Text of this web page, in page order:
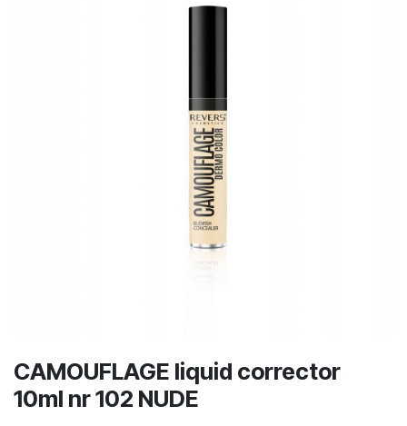
CAMOUFLAGE liquid corrector
10ml nr 102 NUDE